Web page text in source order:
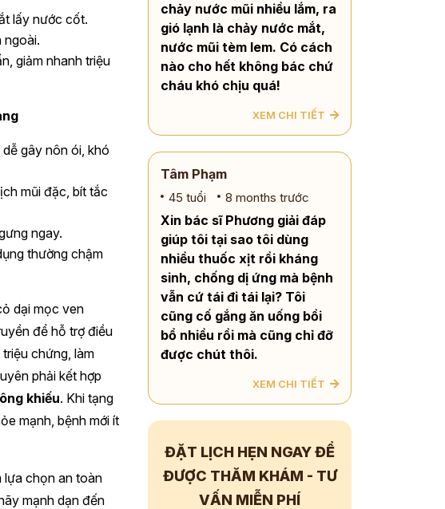
lấy nước cốt.
ngoài.
giảm nhanh triệu
gây nôn ói, khó
mũi đặc, bít tắc
ngay.
thường chậm
dại mọc ven
để hỗ trợ điều
chứng, làm
phải kết hợp
khiếu. Khi tạng
mạnh, bệnh mới ít
lựa chọn an toàn
mạnh dạn đến
chảy nước mũi nhiều lắm, ra
gió lạnh là chảy nước mắt,
nước mũi tèm lem. Có cách
nào cho hết không bác chứ
cháu khó chịu quá!
XEM CHI TIẾT
Tâm Phạm
45 tuổi 8 months trước
Xin bác sĩ Phương giải đáp
giúp tôi tại sao tôi dùng
nhiều thuốc xịt rồi kháng
sinh, chống dị ứng mà bệnh
vẫn cứ tái đi tái lại? Tôi
cũng cố gắng ăn uống bồi
bổ nhiều rồi mà cũng chỉ đỡ
được chút thôi.
XEM CHI TIẾT
ĐẶT LỊCH HẸN NGAYĐỂ
ĐƯỢC THĂM KHÁM - TƯ
VẤN MIỄN PHÍ